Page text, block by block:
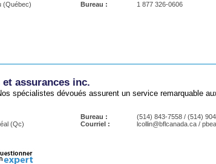
(Québec)
Bureau : 1 877 326-0606
assurances inc.
spécialistes dévoués assurent un service remarquable
(Qc)
Bureau :
(514) 843-7558 / (514)
Courriel :
lcollin@bflcanada.ca /